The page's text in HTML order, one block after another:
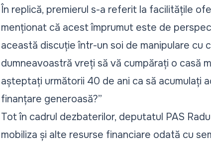
În replică, premierul s-a referit la facilitățile
menționat că acest împrumut este de
această discuție într-un soi de manipulare cu
dumneavoastră vreți să vă cumpărați o casă
așteptați următorii 40 de ani ca să acumulați
finanțare generoasă?”
Tot în cadrul dezbaterilor, deputatul PAS
mobiliza și alte resurse financiare odată cu